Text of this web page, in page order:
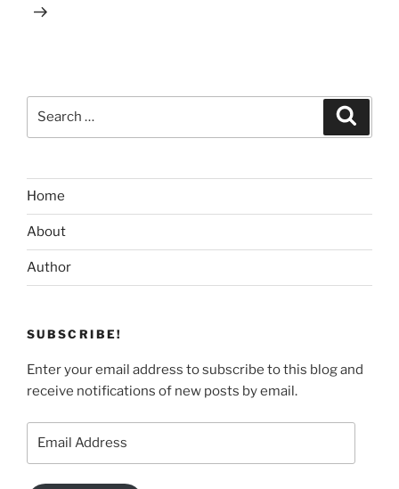
Home
About
Author
SUBSCRIBE!
Enter your email address to subscribe to this blog and
receive notifications of new posts by email.